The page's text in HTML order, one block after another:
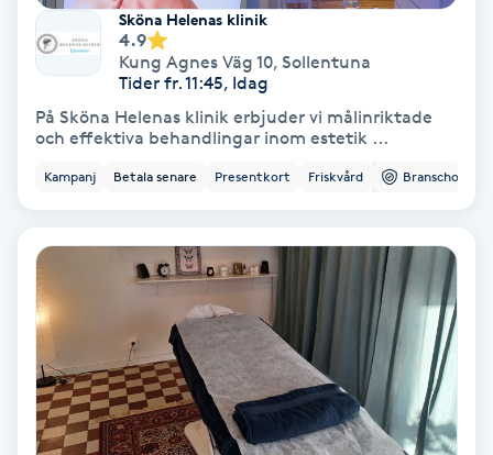
Permanent
Permanent hårborttagning
Permanent ögonbrynsmakeup
Personlig tränare
Picolaser
Piercing
Pigmentbehandling
Sköna Helenas klinik
4.9
Kung Agnes Väg 10, Sollentuna
Tider fr. 11:45, Idag
På Sköna Helenas klinik erbjuder vi målinriktade
och effektiva behandlingar inom estetik ...
Kampanj Betala senare Presentkort Friskvård Branschorg.